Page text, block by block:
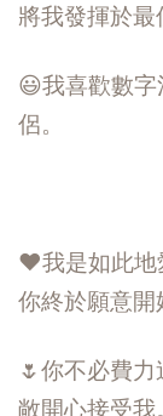
將我發揮於最
😃我喜歡數
侶。
❤️我是如此地
你終於願意開
🌷你不必費
敞開心接受我。